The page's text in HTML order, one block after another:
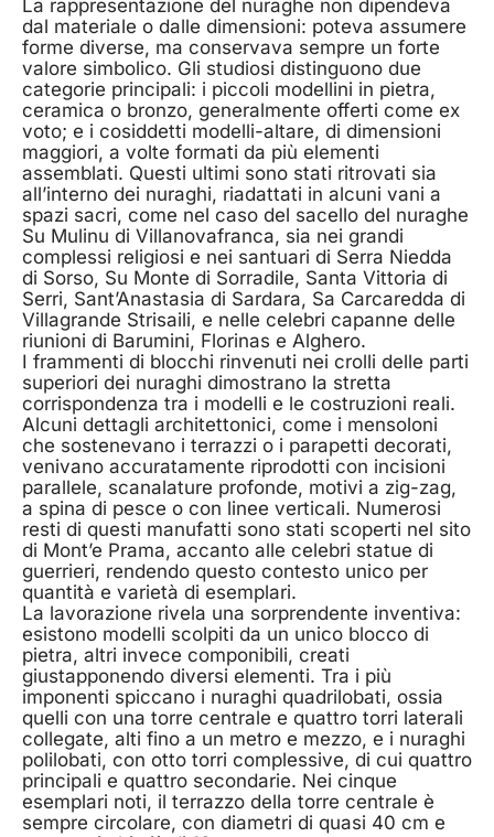
La rappresentazione del nuraghe non dipendeva
dal materiale o dalle dimensioni: poteva assumere
forme diverse, ma conservava sempre un forte
valore simbolico. Gli studiosi distinguono due
categorie principali: i piccoli modellini in pietra,
ceramica o bronzo, generalmente offerti come ex
voto; e i cosiddetti modelli-altare, di dimensioni
maggiori, a volte formati da più elementi
assemblati. Questi ultimi sono stati ritrovati sia
all’interno dei nuraghi, riadattati in alcuni vani a
spazi sacri, come nel caso del sacello del nuraghe
Su Mulinu di Villanovafranca, sia nei grandi
complessi religiosi e nei santuari di Serra Niedda
di Sorso, Su Monte di Sorradile, Santa Vittoria di
Serri, Sant’Anastasia di Sardara, Sa Carcaredda di
Villagrande Strisaili, e nelle celebri capanne delle
riunioni di Barumini, Florinas e Alghero.
I frammenti di blocchi rinvenuti nei crolli delle parti
superiori dei nuraghi dimostrano la stretta
corrispondenza tra i modelli e le costruzioni reali.
Alcuni dettagli architettonici, come i mensoloni
che sostenevano i terrazzi o i parapetti decorati,
venivano accuratamente riprodotti con incisioni
parallele, scanalature profonde, motivi a zig-zag,
a spina di pesce o con linee verticali. Numerosi
resti di questi manufatti sono stati scoperti nel sito
di Mont’e Prama, accanto alle celebri statue di
guerrieri, rendendo questo contesto unico per
quantità e varietà di esemplari.
La lavorazione rivela una sorprendente inventiva:
esistono modelli scolpiti da un unico blocco di
pietra, altri invece componibili, creati
giustapponendo diversi elementi. Tra i più
imponenti spiccano i nuraghi quadrilobati, ossia
quelli con una torre centrale e quattro torri laterali
collegate, alti fino a un metro e mezzo, e i nuraghi
polilobati, con otto torri complessive, di cui quattro
principali e quattro secondarie. Nei cinque
esemplari noti, il terrazzo della torre centrale è
sempre circolare, con diametri di quasi 40 cm e